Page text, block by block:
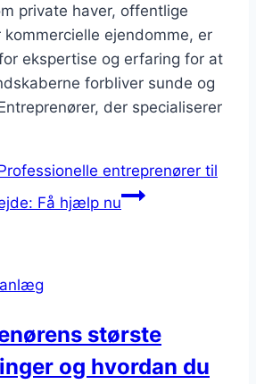
private haver, offentlige
kommercielle ejendomme, er
ekspertise og erfaring for at
forbliver sunde og
der specialiserer
entreprenører til
Få hjælp nu
største
og hvordan du